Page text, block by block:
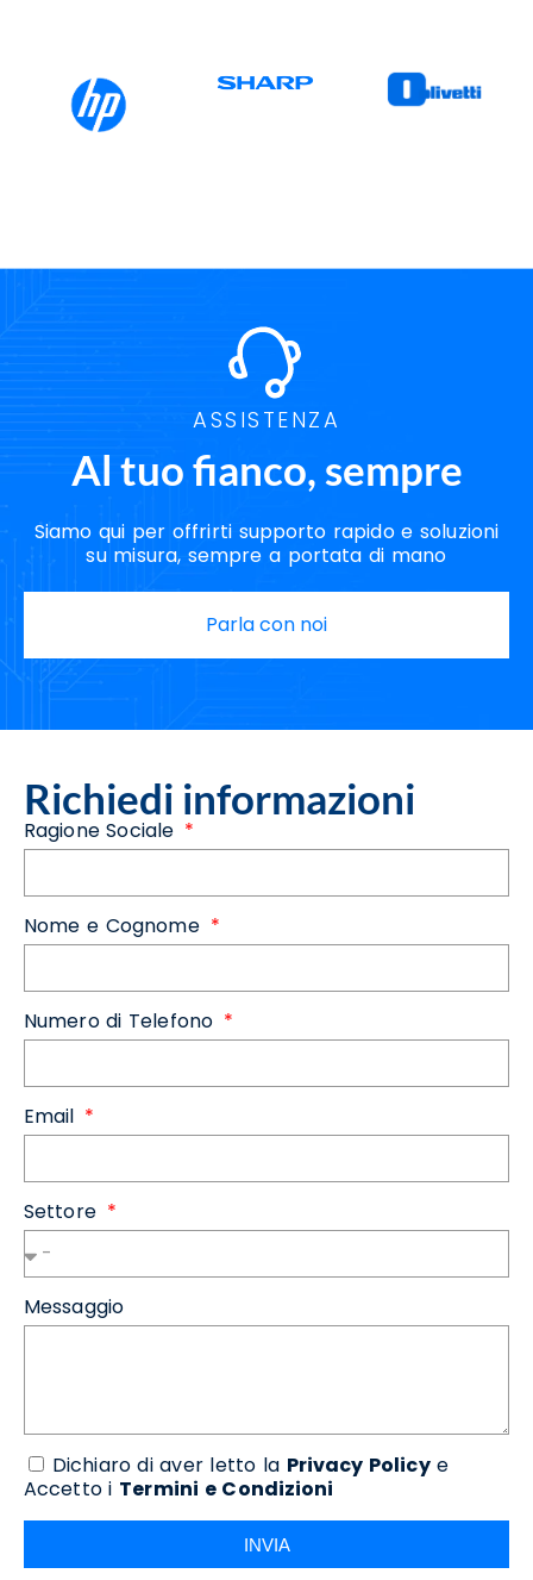
ASSISTENZA
Al tuo fianco, sempre
Siamo qui per offrirti supporto rapido e soluzioni
su misura, sempre a portata di mano
Parla con noi
Richiedi informazioni
Ragione Sociale
Nome e Cognome
Numero di Telefono
Email
Settore
Messaggio
Dichiaro di aver letto la Privacy Policye
Accetto i Termini e Condizioni
INVIA